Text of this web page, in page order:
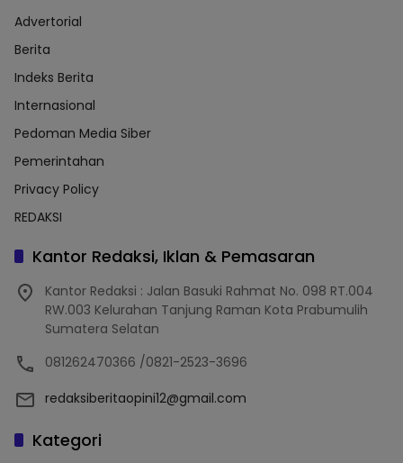
Advertorial
Berita
Indeks Berita
Internasional
Pedoman Media Siber
Pemerintahan
Privacy Policy
REDAKSI
Kantor Redaksi, Iklan & Pemasaran
Kantor Redaksi : Jalan Basuki Rahmat No. 098 RT.004
RW.003 Kelurahan Tanjung Raman Kota Prabumulih
Sumatera Selatan
081262470366 /0821-2523-3696
redaksiberitaopini12@gmail.com
Kategori